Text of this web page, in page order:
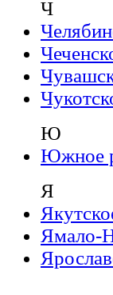
Ч
Ю
Южное
Я
Ямало-